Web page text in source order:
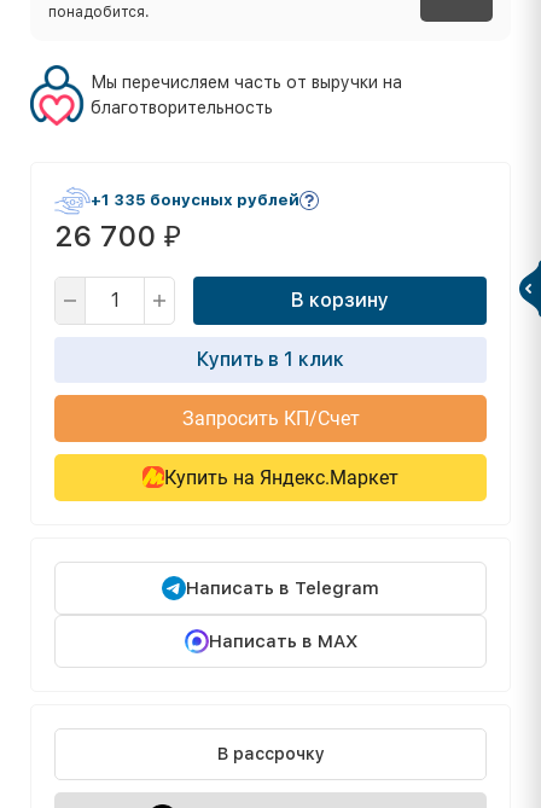
понадобится.
Мы перечисляем часть от выручки на
благотворительность
+1 335 бонусных рублей
26 700 ₽
В корзину
Купить в 1 клик
Запросить КП/Счет
Купить на Яндекс.Маркет
Написать в Telegram
Написать в MAX
В рассрочку